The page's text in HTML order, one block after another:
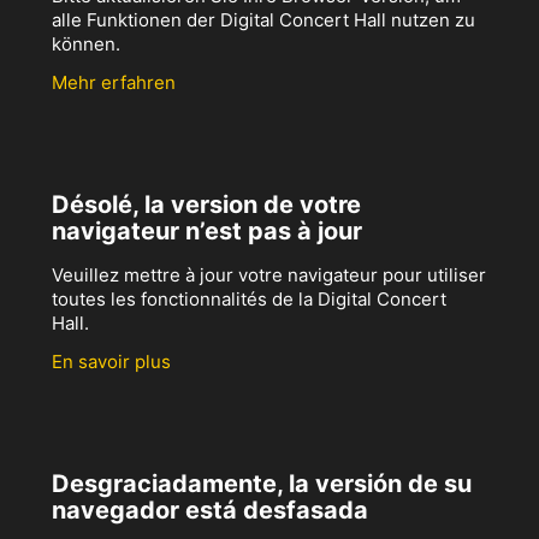
alle Funktionen der Digital Concert Hall nutzen zu
können.
Mehr erfahren
Désolé, la version de votre
navigateur n’est pas à jour
Veuillez mettre à jour votre navigateur pour utiliser
toutes les fonctionnalités de la Digital Concert
Hall.
En savoir plus
Desgraciadamente, la versión de su
navegador está desfasada